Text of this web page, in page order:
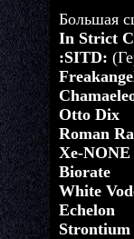
Большая
In Strict
:SITD:
Otto Dix
Roman
Xe-NONE
Biorate
White
Echelon
Strontium